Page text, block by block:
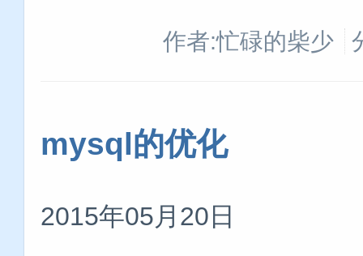
作者:忙碌的柴少
mysql的优化
2015年05月20日